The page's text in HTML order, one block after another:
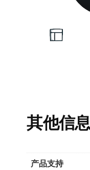
其他信
产品支持